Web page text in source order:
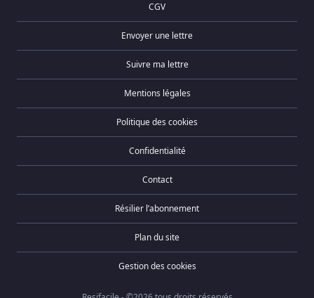
CGV
Envoyer une lettre
Suivre ma lettre
Mentions légales
Politique des cookies
Confidentialité
Contact
Résilier l’abonnement
Plan du site
Gestion des cookies